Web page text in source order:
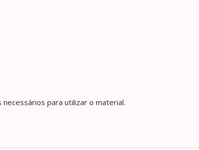
para utilizar o material.